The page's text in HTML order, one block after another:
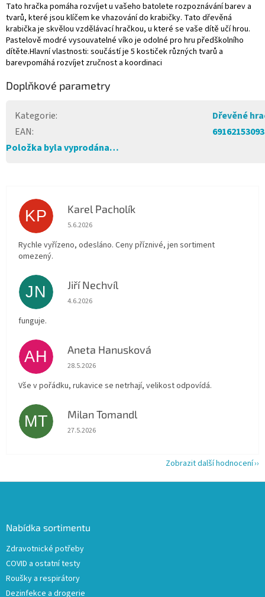
Tato hračka pomáha rozvíjet u vašeho batolete rozpoznávání barev a
tvarů, které jsou klíčem ke vhazování do krabičky. Tato dřevěná
krabička je skvělou vzdělávací hračkou, u které se vaše dítě učí hrou.
Pastelově modré vysouvatelné víko je odolné pro hru předškolního
dítěte.Hlavní vlastnosti: součástí je 5 kostiček různých tvarů a
barevpomáhá rozvíjet zručnost a koordinaci
Doplňkové parametry
Kategorie:
Dřevěné
EAN:
Položka byla vyprodána…
KP Karel Pacholík
Hodnocení obchodu je 4 z 5 hvězdiček.
5.6.2026
Rychle vyřízeno, odesláno. Ceny příznivé, jen sortiment
omezený.
JN Jiří Nechvíl
Hodnocení obchodu je 5 z 5 hvězdiček.
4.6.2026
funguje.
AH Aneta Hanusková
Hodnocení obchodu je 5 z 5 hvězdiček.
28.5.2026
Vše v pořádku, rukavice se netrhají, velikost odpovídá.
MT Milan Tomandl
Hodnocení obchodu je 5 z 5 hvězdiček.
27.5.2026
Zobrazit další hodnocení
Nabídka sortimentu
Zdravotnické potřeby
COVID a ostatní testy
Roušky a respirátory
Dezinfekce a drogerie